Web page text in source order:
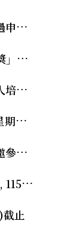
單
會
習）
宣講活動
」三項競賽活動
登記至6/10
止